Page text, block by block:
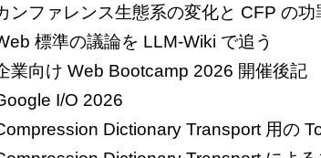
ンファレンス生態系の変化と CFP の功
標準の議論を LLM-Wiki で追う
業向け Web Bootcamp 2026 開催後記
I/O 2026
Dictionary Transport 用の